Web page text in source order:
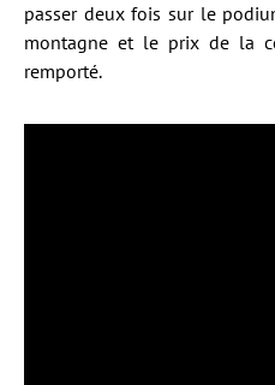
passer deux fois sur le
montagne et le prix de la
remporté.